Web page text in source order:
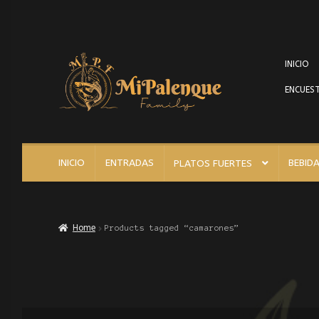
INICIO
INICIO ENTRADAS PLATOS FUERTES
Home Products tagged “camarones”